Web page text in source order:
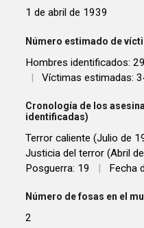
1 de abril de 1939
Número estimado de
Hombres identificados: 29
|
Víctimas estimadas:
Cronología de los
identificadas)
Terror caliente (Julio de
Justicia del terror (Abril
Posguerra: 19
| Fecha
Número de fosas en el
2